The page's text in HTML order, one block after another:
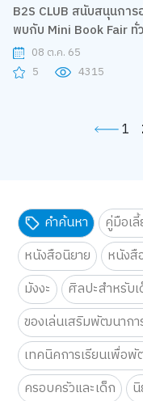
B2S CLUB สนับสนุนการ
พบกับ Mini Book Fair ทั่
ตลอดเดือน และชวนมาหาค
ตอบว่าอ่านหนังสือแล้วชีวิต
08 ต.ค. 65
5
4315
1
คำค้นหา คู่มือเ
หนังสือนิยาย
หนังสื
มังงะ
ศิลปะสำหรับ
ของเล่นเสริมพัฒนาก
เทคนิคการเรียนเพื่อ
ครอบครัวและเด็ก